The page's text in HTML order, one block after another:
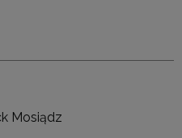
Mosiądz